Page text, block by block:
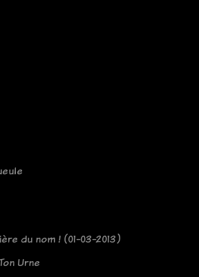
du nom ! (01-03-2013)
Urne